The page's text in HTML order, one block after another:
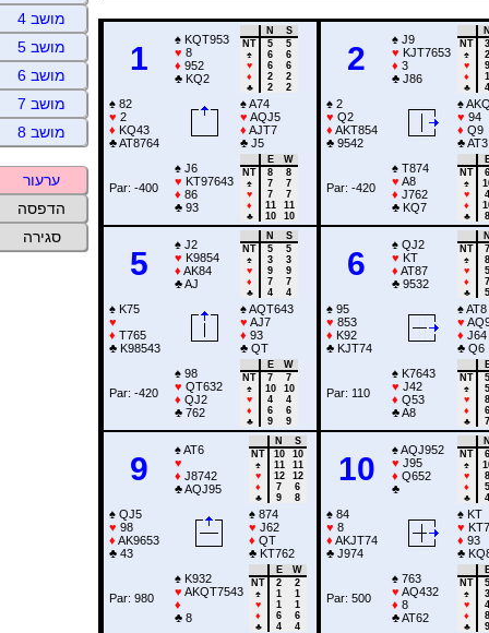
1
♠ KQT953
♥ 8
♦ 952
♣ KQ2
N
S
NT
5
5
♠
6
6
♥
6
6
♦
2
2
♣
2 2
♠ 82
♥ 2
♦ KQ43
♣AT8764
♠A74
♥ AQJ5
♦ AJT7
♣ J5
Par: -400
♠ J6
♥ KT97643
♦ 86
♣ 93
E
W
NT
8
8
♠
7
7
♥
7
7
♦
11
11
♣
10 10
2
♠ J9
♥ KJT7653
♦ 3
♣ J86
NT
3
♠
2
♥
9
♦
1
♣
4
♠ 2
♥ Q2
♦ AKT854
♣ 9542
♠
♥ 94
♦ Q9
♣AT3
Par: -420
♠ T874
♥ A8
♦ J762
♣ KQ7
NT
6
♠
♥
4
♦
♣
8
5
♠ J2
♥ K9854
♦ AK84
♣AJ
N
S
NT
5
5
♠
3
3
♥
9
9
♦
7
7
♣
4 4
♠ K75
♥
♦ T765
♣ K98543
♠AQT643
♥ AJ7
♦ 93
♣ QT
Par: -420
♠ 98
♥ QT632
♦ QJ2
♣ 762
E
W
NT
7
7
♠
10
10
♥
4
4
♦
6
6
♣
9 9
6
♠ QJ2
♥ KT
♦ AT87
♣ 9532
NT
7
♠
8
♥
5
♦
7
♣
5
♠ 95
♥ 853
♦ K92
♣ KJT74
♠AT8
♥
♦ J64
♣ Q6
Par: 110
♠ K7643
♥ J42
♦ Q53
♣A8
NT
5
♠
5
♥
8
♦
6
♣
7
9
♠AT6
♥
♦ J8742
♣AQJ95
N
S
NT
10
10
♠
11
11
♥
12
12
♦
7
6
♣
9 8
♠ QJ5
♥ 98
♦ AK9653
♣ 43
♠ 874
♥ J62
♦ QT
♣ KT762
Par: 980
♠ K932
♥ AKQT7543
♦
♣ 8
E
W
NT
2
2
♠
1
1
♥
1
1
♦
6
6
♣
4 4
10
♠AQJ952
♥ J95
♦ Q652
♣
NT
6
♠
♥
8
♦
5
♣
4
♠ 84
♥ 8
♦ AKJT74
♣ J974
♠ KT
♥
♦ 93
♣
Par: 500
♠ 763
♥ AQ432
♦ 8
♣AT62
NT
5
♠
3
♥
4
♦
8
♣
9
מושב 4
מושב 5
מושב 6
מושב 7
מושב 8
ערעור
הדפסה
סגירה